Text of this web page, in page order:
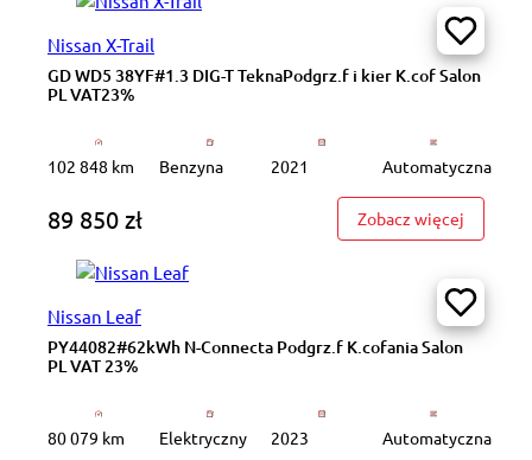
Nissan X-Trail
GD WD5 38YF#1.3 DIG-T TeknaPodgrz.f i kier K.cof Salon
PL VAT23%
102 848 km Benzyna 2021 Automatyczna
89 850 zł Zobacz więcej
Nissan Leaf
PY44082#62kWh N-Connecta Podgrz.f K.cofania Salon
PL VAT 23%
80 079 km Elektryczny 2023 Automatyczna